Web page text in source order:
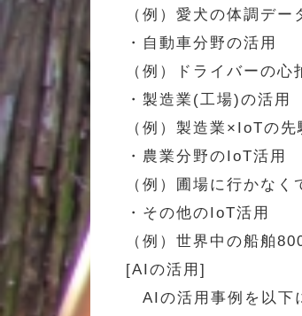
（例）愛犬の体調デ
・自動車分野の活用
（例）ドライバーの
・製造業(工場)の活用
（例）製造業×IoTの
・農業分野のIoT活用
（例）圃場に行かな
・その他のIoT活用
（例）世界中の船舶
[AIの活用]
AIの活用事例を以下